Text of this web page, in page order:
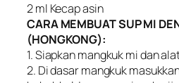
2 ml Kecap asin
CARA MEMBUAT SUP MI
(HONGKONG):
1. Siapkan mangkuk mi dan
2. Di dasar mangkuk